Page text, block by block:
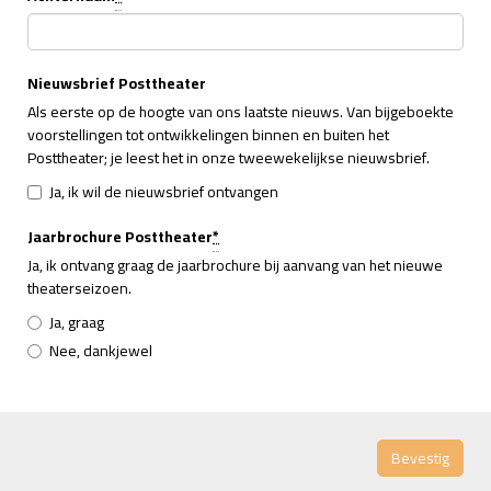
Verplicht
veld
Verdere
gegevens
Nieuwsbrief Posttheater
Als eerste op de hoogte van ons laatste nieuws. Van bijgeboekte
voorstellingen tot ontwikkelingen binnen en buiten het
Posttheater; je leest het in onze tweewekelijkse nieuwsbrief.
Ja, ik wil de nieuwsbrief ontvangen
Jaarbrochure Posttheater*
Verplicht
veld
Ja, ik ontvang graag de jaarbrochure bij aanvang van het nieuwe
theaterseizoen.
Ja, graag
Nee, dankjewel
Bevestig